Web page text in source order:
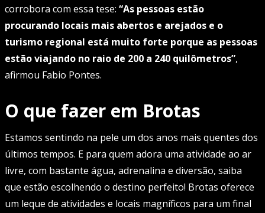
corrobora com essa tese: “As pessoas estão
procurando locais mais abertos e arejados e o
turismo regional está muito forte porque as pessoas
estão viajando no raio de 200 a 240 quilômetros”,
afirmou Fabio Pontes.
O que fazer em Brotas
Estamos sentindo na pele um dos anos mais quentes dos
últimos tempos. E para quem adora uma atividade ao ar
livre, com bastante água, adrenalina e diversão, saiba
que estão escolhendo o destino perfeito! Brotas oferece
um leque de atividades e locais magníficos para um final